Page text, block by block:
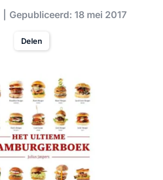
Gepubliceerd: 18 mei 2017
Delen